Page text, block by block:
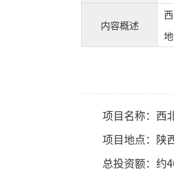
内容概述
项目名称：西
项目地点：陕
总投资额：约